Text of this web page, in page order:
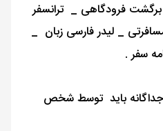
فرودگاهی _ ترانسفر
_ لیدر فارسی زبان _
سفر .
بالای 60 سال جداگانه باید توسط شخص